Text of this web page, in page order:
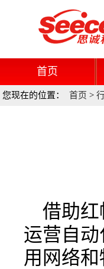
首页
您现在的位置： 首页 >
借助红
运营自
用网络